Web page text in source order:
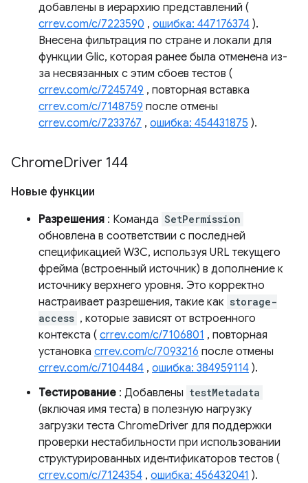
добавлены в иерархию представлений (
crrev.com/c/7223590 , ошибка: 447176374 ).
Внесена фильтрация по стране и локали для
функции Glic, которая ранее была отменена из-
за несвязанных с этим сбоев тестов (
crrev.com/c/7245749 , повторная вставка
crrev.com/c/7148759 после отмены
crrev.com/c/7233767 , ошибка: 454431875 ).
ChromeDriver 144
Новые функции
Разрешения : Команда SetPermission
обновлена ​​в соответствии с последней
спецификацией W3C, используя URL текущего
фрейма (встроенный источник) в дополнение к
источнику верхнего уровня. Это корректно
настраивает разрешения, такие как storage-
access , которые зависят от встроенного
контекста ( crrev.com/c/7106801 , повторная
установка crrev.com/c/7093216 после отмены
crrev.com/c/7104484 , ошибка: 384959114 ).
Тестирование : Добавлены testMetadata
(включая имя теста) в полезную нагрузку
загрузки теста ChromeDriver для поддержки
проверки нестабильности при использовании
структурированных идентификаторов тестов (
crrev.com/c/7124354 , ошибка: 456432041 ).